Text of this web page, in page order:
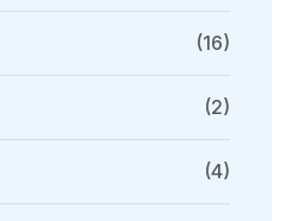
(16)
(2)
(4)